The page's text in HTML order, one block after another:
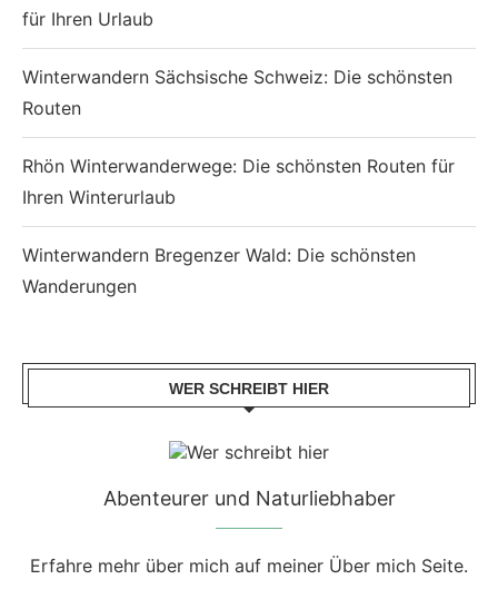
für Ihren Urlaub
Winterwandern Sächsische Schweiz: Die schönsten
Routen
Rhön Winterwanderwege: Die schönsten Routen für
Ihren Winterurlaub
Winterwandern Bregenzer Wald: Die schönsten
Wanderungen
WER SCHREIBT HIER
Abenteurer und Naturliebhaber
Erfahre mehr über mich auf meiner Über mich Seite.